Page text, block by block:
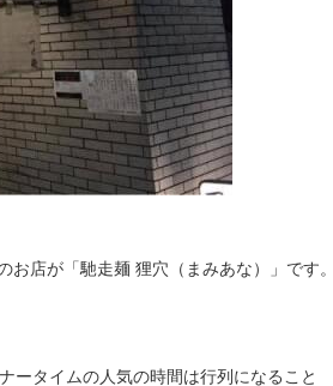
店が「馳走麺 狸穴（まみあな）」です。
ータイムの人気の時間は行列になること